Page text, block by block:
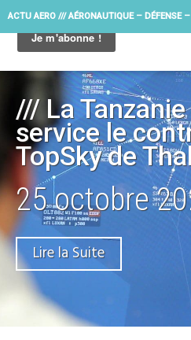
ACTU AERO /// AÉRONAUTIQUE – DÉFENSE
/// La
service le
TopSky de
25 octobre
Lire la Suite